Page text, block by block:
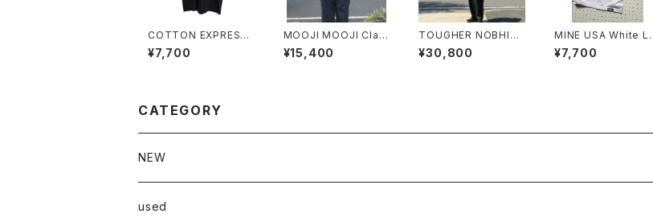
COTTON EXPRESSI
ONS STARRY NIGH
T Tee
¥7,700
MOOJI MOOJI Clas
sic crew splatter
¥15,400
TOUGHER NOBHILL
JACKET
¥30,800
MINE USA White La
bel
¥7,700
CATEGORY
NEW
Anohy
used